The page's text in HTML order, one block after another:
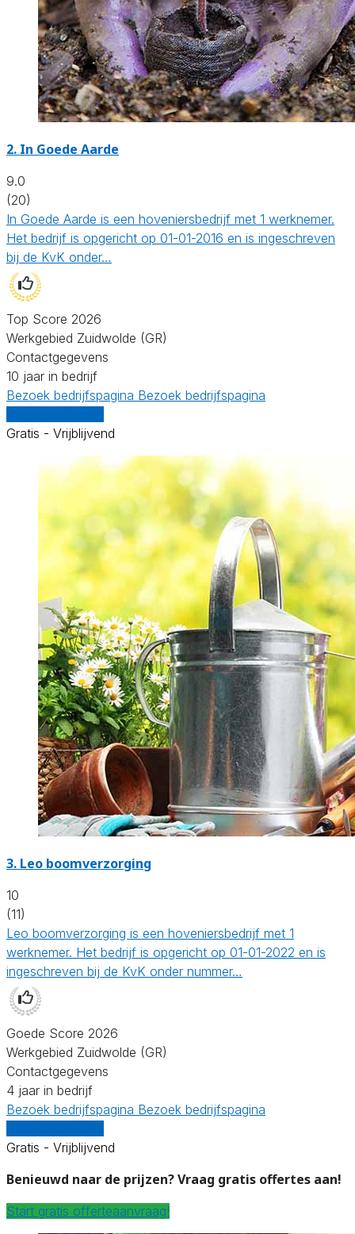
2. In Goede Aarde
9.0
(20)
In Goede Aarde is een hoveniersbedrijf met 1 werknemer.
Het bedrijf is opgericht op 01-01-2016 en is ingeschreven
bij de KvK onder…
Top Score 2026
Werkgebied Zuidwolde (GR)
Contactgegevens
10 jaar in bedrijf
Bezoek bedrijfspagina Bezoek bedrijfspagina
Gratis - Vrijblijvend
3. Leo boomverzorging
10
(11)
Leo boomverzorging is een hoveniersbedrijf met 1
werknemer. Het bedrijf is opgericht op 01-01-2022 en is
ingeschreven bij de KvK onder nummer…
Goede Score 2026
Werkgebied Zuidwolde (GR)
Contactgegevens
4 jaar in bedrijf
Bezoek bedrijfspagina Bezoek bedrijfspagina
Gratis - Vrijblijvend
Benieuwd naar de prijzen? Vraag gratis offertes aan!
Start gratis offerteaanvraag!